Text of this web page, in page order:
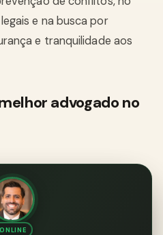
e na busca por
e tranquilidade aos
advogado no
ONLINE